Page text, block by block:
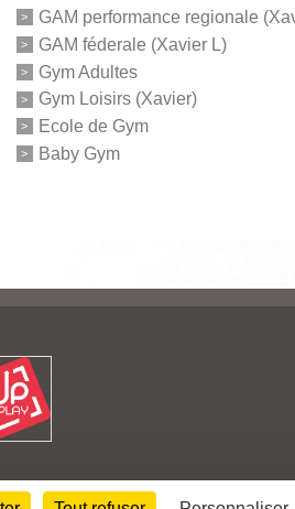
GAM performance regionale
GAM féderale (Xavier L)
Gym Adultes
Gym Loisirs (Xavier)
Ecole de Gym
Baby Gym